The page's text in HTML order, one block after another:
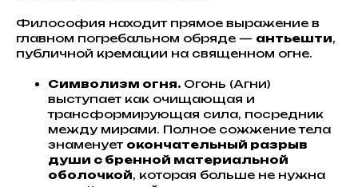
Философия находит прямое выражение в
главном погребальном обряде — антьешти,
публичной кремации на священном огне.
Символизм огня. Огонь (Агни)
выступает как очищающая и
трансформирующая сила, посредник
между мирами. Полное сожжение тела
знаменует окончательный разрыв
души с бренной материальной
оболочкой, которая больше не нужна